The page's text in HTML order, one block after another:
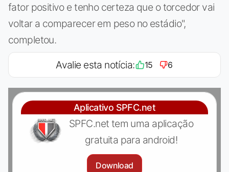
fator positivo e tenho certeza que o torcedor vai
voltar a comparecer em peso no estádio",
completou.
Avalie esta notícia: 15 6
Aplicativo SPFC.net
SPFC.net tem uma aplicação
gratuita para android!
Download